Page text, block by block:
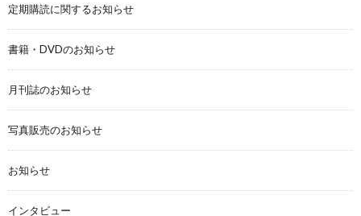
定期購読に関するお知らせ
書籍・DVDのお知らせ
月刊誌のお知らせ
写真販売のお知らせ
お知らせ
インタビュー